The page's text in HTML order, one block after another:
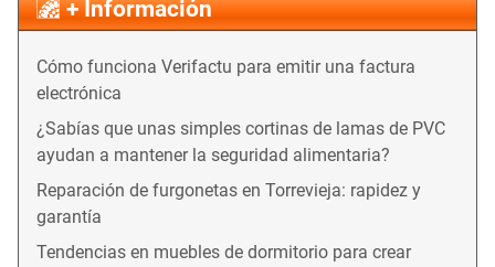
+ Información
Cómo funciona Verifactu para emitir una factura
electrónica
¿Sabías que unas simples cortinas de lamas de PVC
ayudan a mantener la seguridad alimentaria?
Reparación de furgonetas en Torrevieja: rapidez y
garantía
Tendencias en muebles de dormitorio para crear